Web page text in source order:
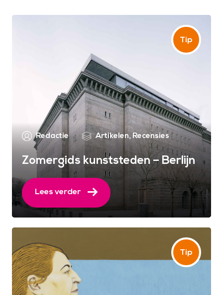
Redactie Artikelen, Recensies
Zomergids kunststeden – Berlijn
Lees verder